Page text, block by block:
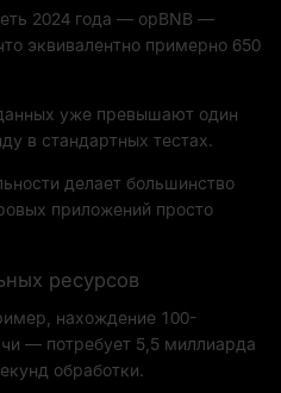
2024 года — opBNB —
эквивалентно примерно 650
уже превышают один
в стандартных тестах.
делает большинство
приложений просто
ресурсов
нахождение 100-
— потребует 5,5 миллиарда
обработки.